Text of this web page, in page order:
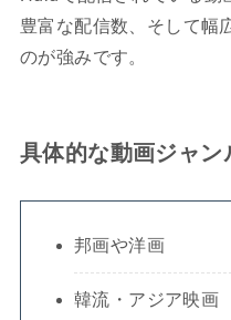
豊富な配信数、そして幅
のが強みです。
具体的な動画ジャン
邦画や洋画
韓流・アジア映画